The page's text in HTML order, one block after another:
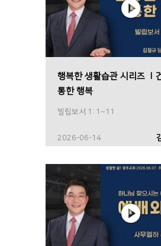
행복한 생활습관 시리즈 Ⅰ
통한 행복
빌립보서 1: 1~11
2026-06-14